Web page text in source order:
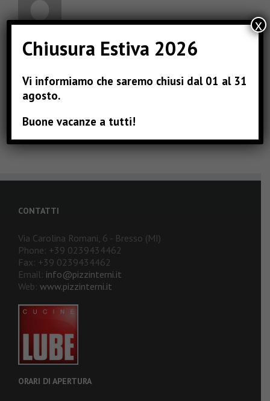
CONTATTI
Via Carolina Romani, 6 - Bresso (MI)
Phone: +39 0239434462
Fax: +39 0239434462
Email: info@pizzinterni.it
Web: www.pizzinterni.it
ORARI DI APERTURA
Chiusura Estiva 2026
Vi informiamo che saremo chiusi dal 01 al 31
agosto.
Buone vacanze a tutti!
x